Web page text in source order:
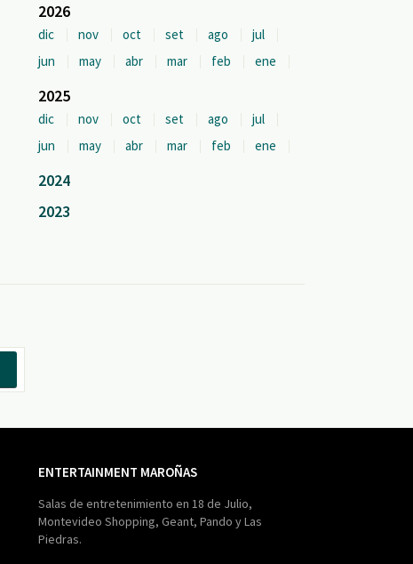
2026
dic nov oct set ago
jul
jun
may abr mar feb ene
2025
dic nov oct set ago
jul
jun
may abr mar feb ene
2024
2023
ENTERTAINMENT MAROÑAS
Salas de entretenimiento en 18 de Julio,
Montevideo Shopping, Geant, Pando y Las
Piedras.